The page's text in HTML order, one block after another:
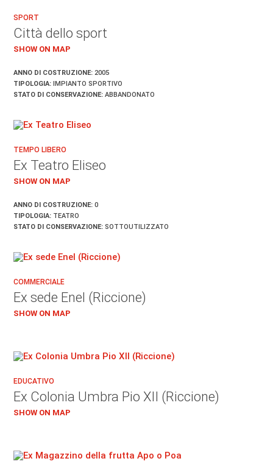
SPORT
Città dello sport
SHOW ON MAP
ANNO DI COSTRUZIONE: 2005
TIPOLOGIA: IMPIANTO SPORTIVO
STATO DI CONSERVAZIONE: ABBANDONATO
TEMPO LIBERO
Ex Teatro Eliseo
SHOW ON MAP
ANNO DI COSTRUZIONE: 0
TIPOLOGIA: TEATRO
STATO DI CONSERVAZIONE: SOTTOUTILIZZATO
COMMERCIALE
Ex sede Enel (Riccione)
SHOW ON MAP
EDUCATIVO
Ex Colonia Umbra Pio XII (Riccione)
SHOW ON MAP